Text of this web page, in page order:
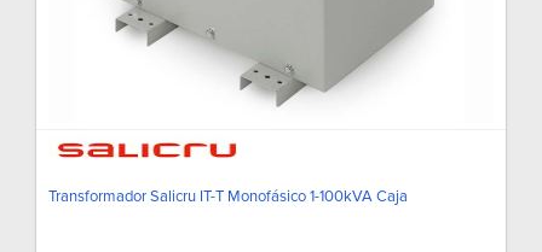
Transformador Salicru IT-T Monofásico 1-100kVA Caja